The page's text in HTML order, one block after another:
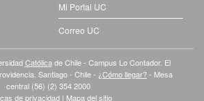
Mi Portal UC
Correo UC
Católicade Chile - Campus Lo Contador. El
Santiago - Chile - ¿Cómo llegar?- Mesa
central (56) (2) 354 2000
de privacidad | Mapa del sitio